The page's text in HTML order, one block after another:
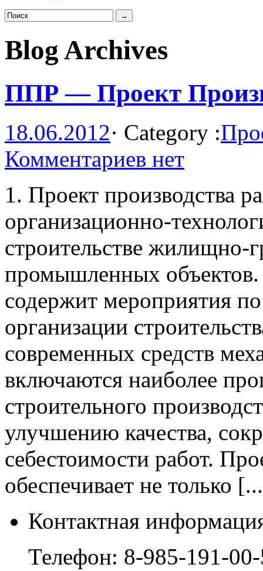
Blog Archives
ППР — Проект
18.06.2012· Category :
Комментариев нет
1. Проект производства
организационно-
строительстве жилищно-
промышленных объектов.
содержит мероприятия
организации
современных средств
включаются наиболее
строительного
улучшению качества,
себестоимости работ.
обеспечивает не только
Контактная
Телефон: 8-985-191-